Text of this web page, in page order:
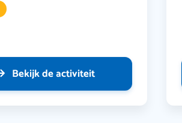
Bekijk de activiteit